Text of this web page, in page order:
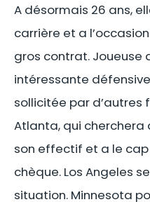
A désormais 26 ans,
carrière et a
gros contrat. Joueuse
intéressante
sollicitée par d’autres
Atlanta, qui cherchera
son effectif et a le cap
chèque. Los Angeles
situation. Minnesota